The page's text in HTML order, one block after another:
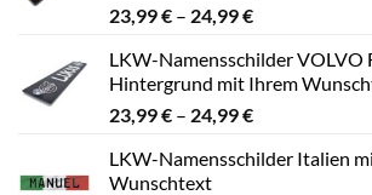
23,99€ – 24,99€Preisspanne:
bis
24,99 €
LKW-Namensschilder VOLVO
Hintergrund mit Ihrem
23,99€ – 24,99€Preisspanne:
bis
LKW-Namensschilder Italien
Wunschtext